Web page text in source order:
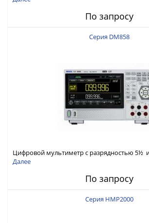
По запросу
Серия DM858
Цифровой мультиметр с разрядностью 5½
интерфейсами USB-device, USB-host, LAN и
Далее
По запросу
Серия HMP2000